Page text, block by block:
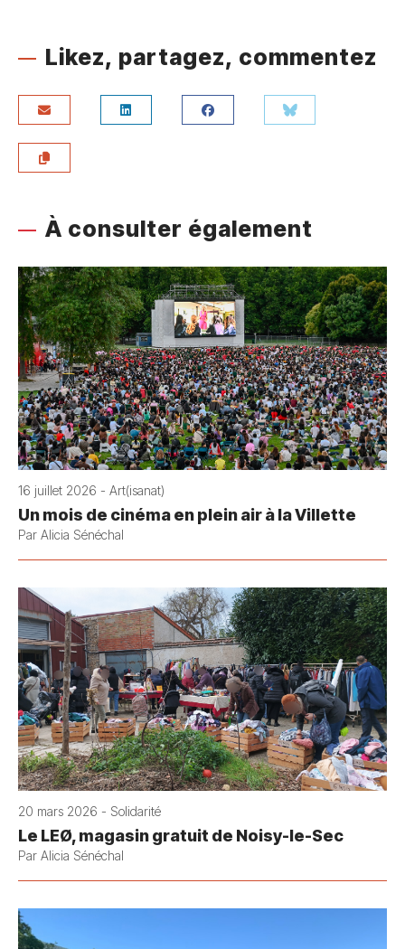
Likez, partagez, commentez
À consulter également
16 juillet 2026 - Art(isanat)
Un mois de cinéma en plein air à la Villette
Par Alicia Sénéchal
20 mars 2026 - Solidarité
Le LEØ, magasin gratuit de Noisy-le-Sec
Par Alicia Sénéchal